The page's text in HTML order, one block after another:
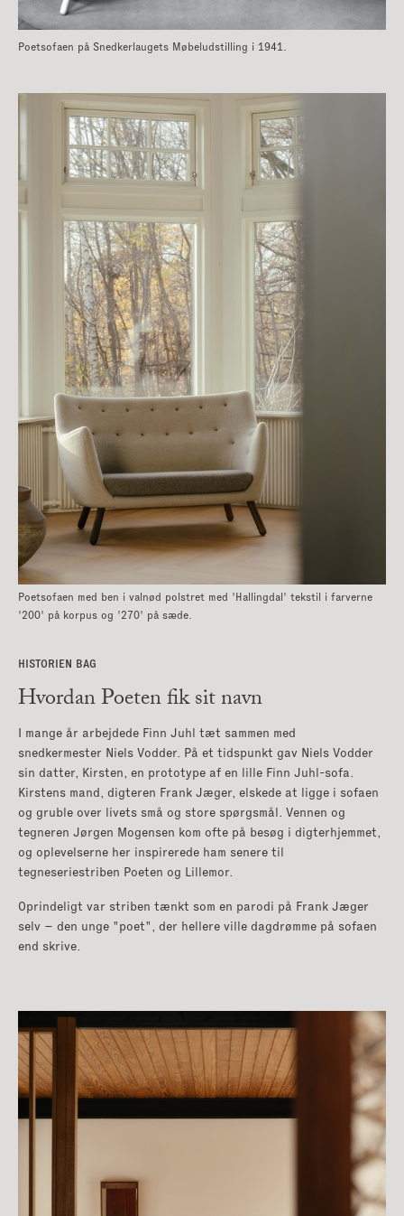
Poetsofaen på Snedkerlaugets Møbeludstilling i 1941.
HISTORIEN BAG
Hvordan Poeten fiksit navn
I mange år arbejdede Finn Juhl tæt sammen med
snedkermester Niels Vodder. På et tidspunkt gav Niels Vodder
sin datter, Kirsten, en prototype af en lille Finn Juhl-sofa.
Kirstens mand, digteren Frank Jæger, elskede at ligge i sofaen
og gruble over livets små og store spørgsmål. Vennen og
tegneren Jørgen Mogensen kom ofte på besøg i digterhjemmet,
og oplevelserne her inspirerede ham senere til
tegneseriestriben Poeten og Lillemor.
Oprindeligt var striben tænkt som en parodi på Frank Jæger
selv – den unge "poet", der hellere ville dagdrømme på sofaen
end skrive.
Poetsofaen med ben i valnød polstret med 'Hallingdal' tekstil i farverne
'200' på korpus og '270' på sæde.